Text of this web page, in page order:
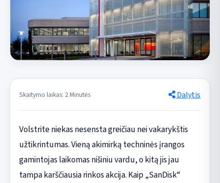
Skaitymo laikas: 2 Minutės Dalytis
Volstrite niekas nesensta greičiau nei vakarykštis
užtikrintumas. Vieną akimirką techninės įrangos
gamintojas laikomas nišiniu vardu, o kitą jis jau
tampa karščiausia rinkos akcija. Kaip „SanDisk“